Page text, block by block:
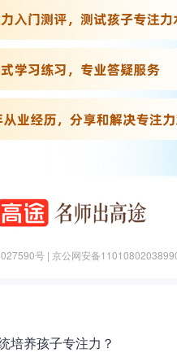
号 | 京公网安备
培养孩子专注力？